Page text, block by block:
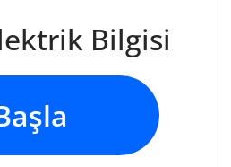
Bilgisi